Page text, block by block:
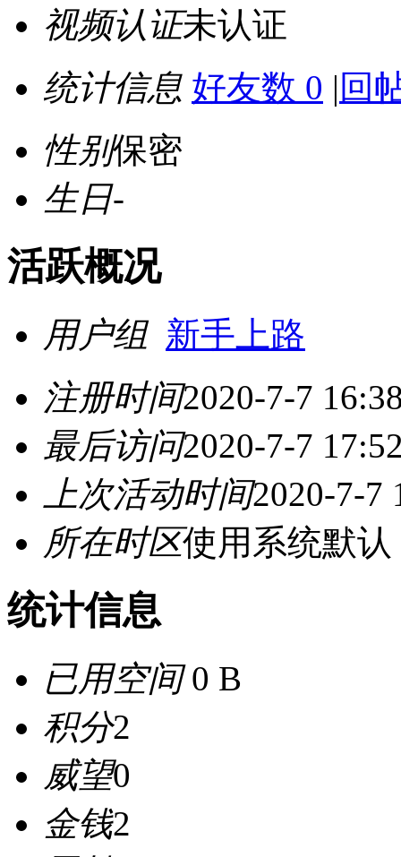
视频认证未认证
统计信息 好友数 0 | 回
性别保密
生日-
活跃概况
用户组 新手上路
注册时间2020-7-7
最后访问2020-7-7
上次活动时间2020-7-7
所在时区使用系统默认
统计信息
已用空间0 B
积分2
威望0
金钱2